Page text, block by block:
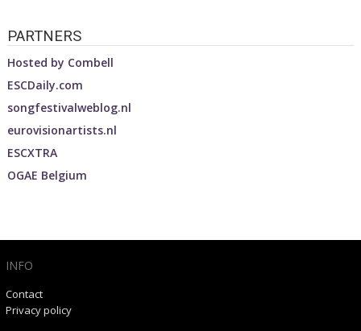
PARTNERS
Hosted by Combell
ESCDaily.com
songfestivalweblog.nl
eurovisionartists.nl
ESCXTRA
OGAE Belgium
INFO
Contact
Privacy policy